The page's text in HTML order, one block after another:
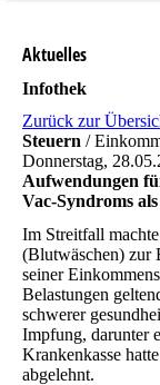
Aktuelles
Infothek
Zurück zur
Steuern /
Donnerstag,
Aufwendungen
Vac-Syndroms
Im Streitfall
(Blutwäschen) zur
seiner
Belastungen
schwerer
Impfung, darunter
Krankenkasse
abgelehnt.